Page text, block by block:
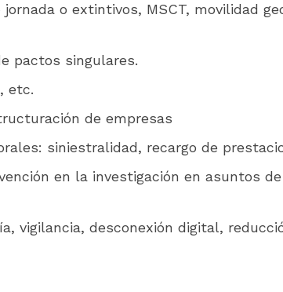
o extintivos, MSCT, movilidad
pactos singulares.
etc.
de empresas
siniestralidad, recargo de
en la investigación en asuntos
vigilancia, desconexión digital,